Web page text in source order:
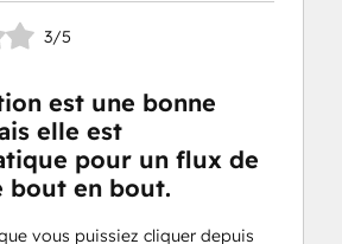
3/5
est une bonne
elle est
pour un flux de
bout en bout.
vous puissiez cliquer depuis